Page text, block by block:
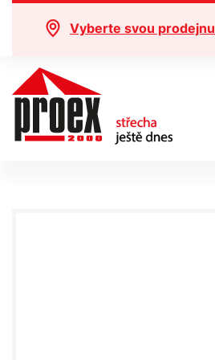
Vyberte svou prodejnu